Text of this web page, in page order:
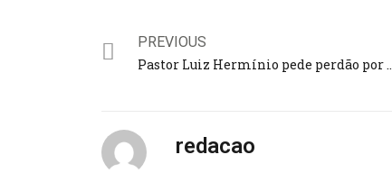
PREVIOUS
Pastor Luiz Hermínio pede perdão por fala
redacao